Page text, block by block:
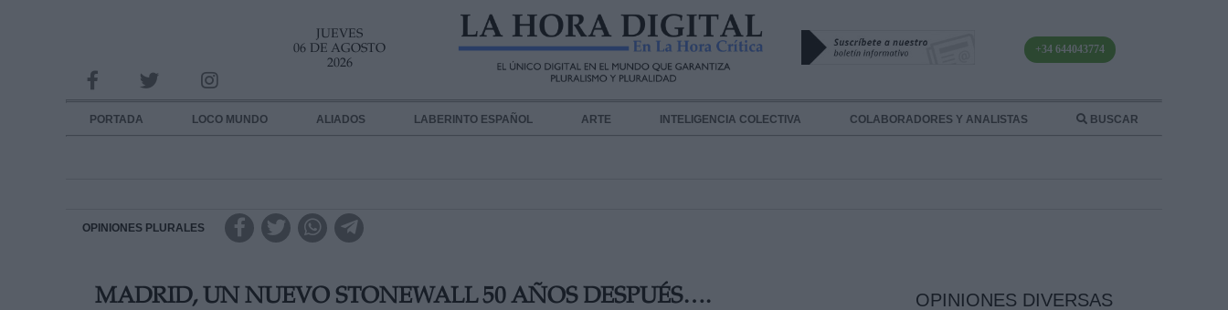
JUEVES
06 DE AGOSTO
2026
+34 644043774
PORTADA LOCO MUNDO ALIADOS LABERINTO ESPAÑOL ARTE INTELIGENCIA COLECTIVA COLABORADORES Y ANALISTAS BUSCAR
OPINIONES PLURALES
MADRID, UN NUEVO STONEWALL 50 AÑOS DESPUÉS…. OPINIONES DIVERSAS
INFORMACION SOBRE LA PROTECCIÓN DE TUS DATOS
Responsable:
Destinatarios:
link